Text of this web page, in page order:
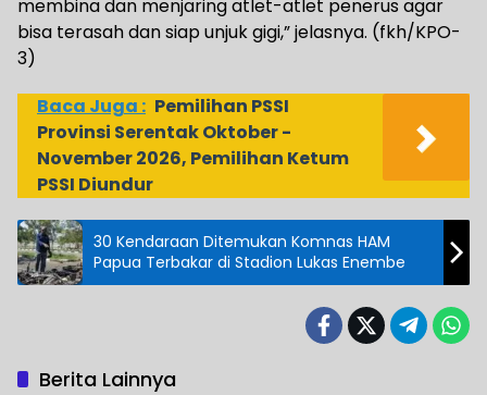
membina dan menjaring atlet-atlet penerus agar
bisa terasah dan siap unjuk gigi,” jelasnya. (fkh/KPO-
3)
Baca Juga : Pemilihan PSSI
Provinsi Serentak Oktober -
November 2026, Pemilihan Ketum
PSSI Diundur
30 Kendaraan Ditemukan Komnas HAM
Papua Terbakar di Stadion Lukas Enembe
Berita Lainnya